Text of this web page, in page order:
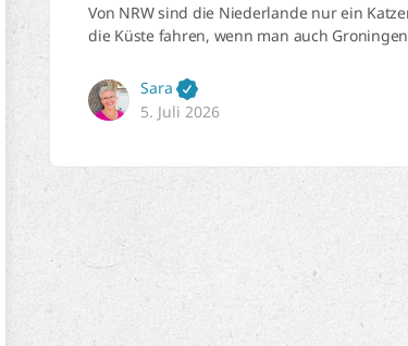
Von NRW sind die Niederlande nur ein
die Küste fahren, wenn man auch
Sara
5. Juli 2026